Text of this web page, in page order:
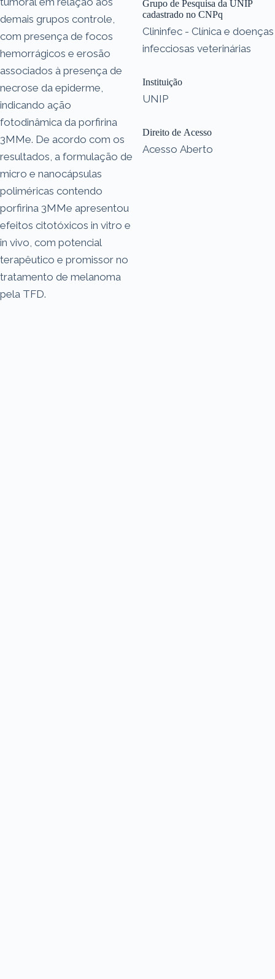
demais grupos controle,
com presença de focos
hemorrágicos e erosão
associados à presença de
necrose da epiderme,
indicando ação
fotodinâmica da porfirina
3MMe. De acordo com os
resultados, a formulação de
micro e nanocápsulas
poliméricas contendo
porfirina 3MMe apresentou
efeitos citotóxicos in vitro e
in vivo, com potencial
terapêutico e promissor no
tratamento de melanoma
pela TFD.
Grupo de Pesquisa da UNIP
cadastrado no CNPq
Clininfec - Clínica e doenças
infecciosas veterinárias
Instituição
UNIP
Direito de Acesso
Acesso Aberto